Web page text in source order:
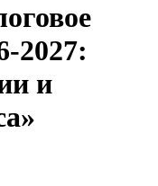
2027:
и